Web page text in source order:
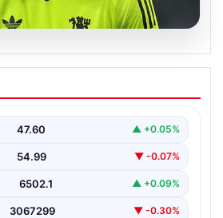
beklenen imzayı attı!
47.60 ▲ +0.05%
54.99 ▼ -0.07%
6502.1 ▲ +0.09%
3067299 ▼ -0.30%